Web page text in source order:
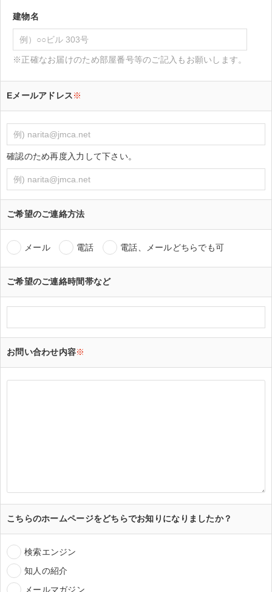
建物名
※正確なお届けのため部屋番号等のご記入もお願いします。
Eメールアドレス※
確認のため再度入力して下さい。
ご希望のご連絡方法
メール 電話 電話、メールどちらでも可
ご希望のご連絡時間帯など
お問い合わせ内容※
こちらのホームページをどちらでお知りになりましたか？
検索エンジン
知人の紹介
メールマガジン